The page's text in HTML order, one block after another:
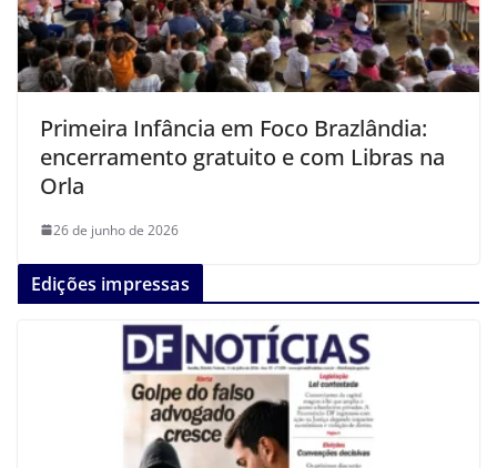
Primeira Infância em Foco Brazlândia:
encerramento gratuito e com Libras na
Orla
26 de junho de 2026
Edições impressas